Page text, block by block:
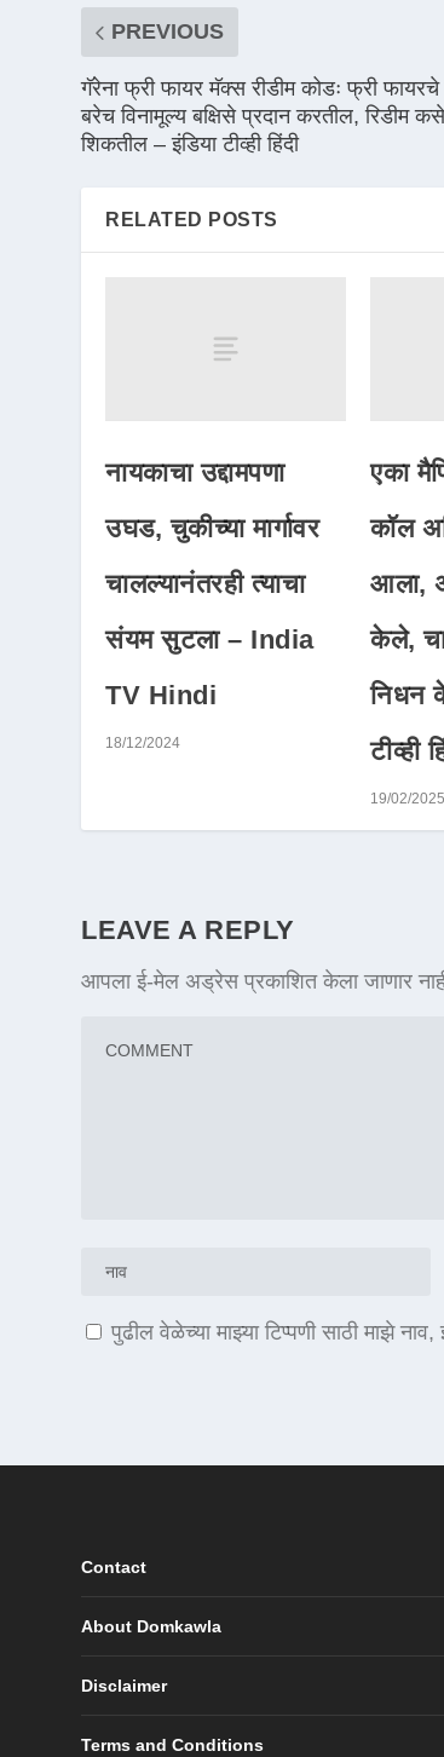
PREVIOUS
गॅरेना फ्री फायर मॅक्स रीडीम कोडः फ्री
बरेच विनामूल्य बक्षिसे प्रदान करतील, रिडीम
शिकतील – इंडिया टीव्ही हिंदी
RELATED POSTS
नायकाचा उद्दामपणा
उघड, चुकीच्या मार्गावर
चालल्यानंतरही त्याचा
संयम सुटला – India
TV Hindi
18/12/2024
एका
कॉल
आला,
केले,
निधन
टीव्ही
19/02/2025
LEAVE A REPLY
आपला ई-मेल अड्रेस प्रकाशित केला जाणार
पुढील वेळेच्या माझ्या टिप्पणी साठी माझे
Contact
About Domkawla
Disclaimer
Terms and Conditions